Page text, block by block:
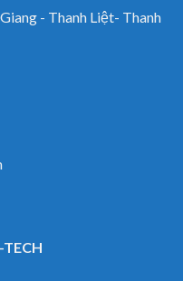
- Thanh Liệt- Thanh